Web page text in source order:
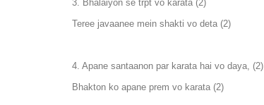
3. Bhalaiyon se trpt vo karata (2)
Teree javaanee mein shakti vo deta (2)
4. Apane santaanon par karata hai vo daya, (2)
Bhakton ko apane prem vo karata (2)